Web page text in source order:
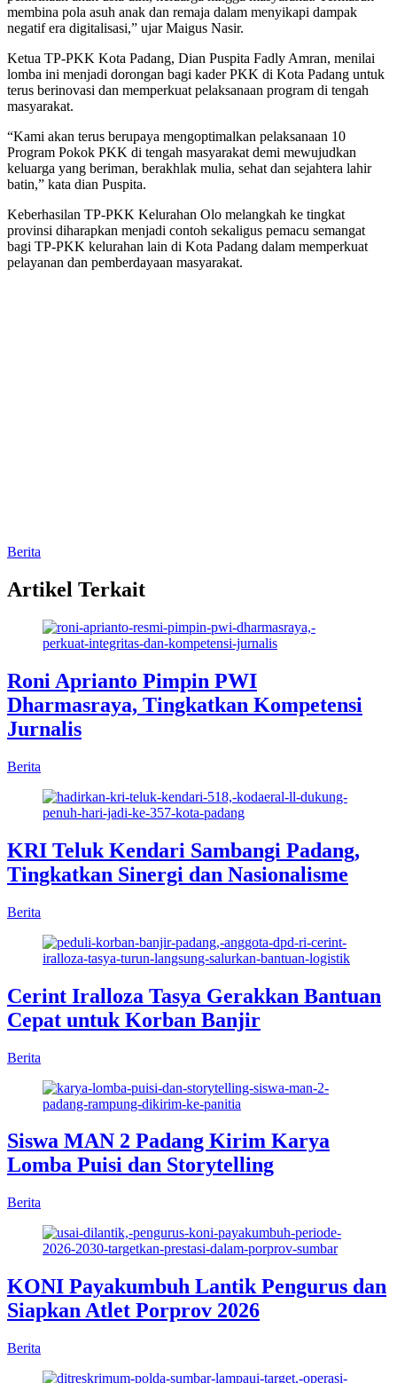
membina pola asuh anak dan remaja dalam menyikapi dampak
negatif era digitalisasi,” ujar Maigus Nasir.
Ketua TP-PKK Kota Padang, Dian Puspita Fadly Amran, menilai
lomba ini menjadi dorongan bagi kader PKK di Kota Padang untuk
terus berinovasi dan memperkuat pelaksanaan program di tengah
masyarakat.
“Kami akan terus berupaya mengoptimalkan pelaksanaan 10
Program Pokok PKK di tengah masyarakat demi mewujudkan
keluarga yang beriman, berakhlak mulia, sehat dan sejahtera lahir
batin,” kata dian Puspita.
Keberhasilan TP-PKK Kelurahan Olo melangkah ke tingkat
provinsi diharapkan menjadi contoh sekaligus pemacu semangat
bagi TP-PKK kelurahan lain di Kota Padang dalam memperkuat
pelayanan dan pemberdayaan masyarakat.
Berita
Artikel Terkait
Roni Aprianto Pimpin PWI
Dharmasraya, Tingkatkan Kompetensi
Jurnalis
Berita
KRI Teluk Kendari Sambangi Padang,
Tingkatkan Sinergi dan Nasionalisme
Berita
Cerint Iralloza Tasya Gerakkan Bantuan
Cepat untuk Korban Banjir
Berita
Siswa MAN 2 Padang Kirim Karya
Lomba Puisi dan Storytelling
Berita
KONI Payakumbuh Lantik Pengurus dan
Siapkan Atlet Porprov 2026
Berita